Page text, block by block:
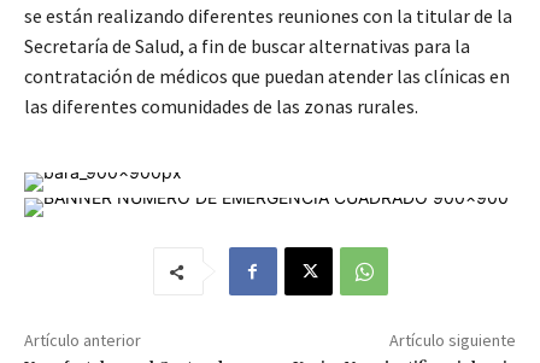
se están realizando diferentes reuniones con la titular de la
Secretaría de Salud, a fin de buscar alternativas para la
contratación de médicos que puedan atender las clínicas en
las diferentes comunidades de las zonas rurales.
Artículo anterior Artículo siguiente